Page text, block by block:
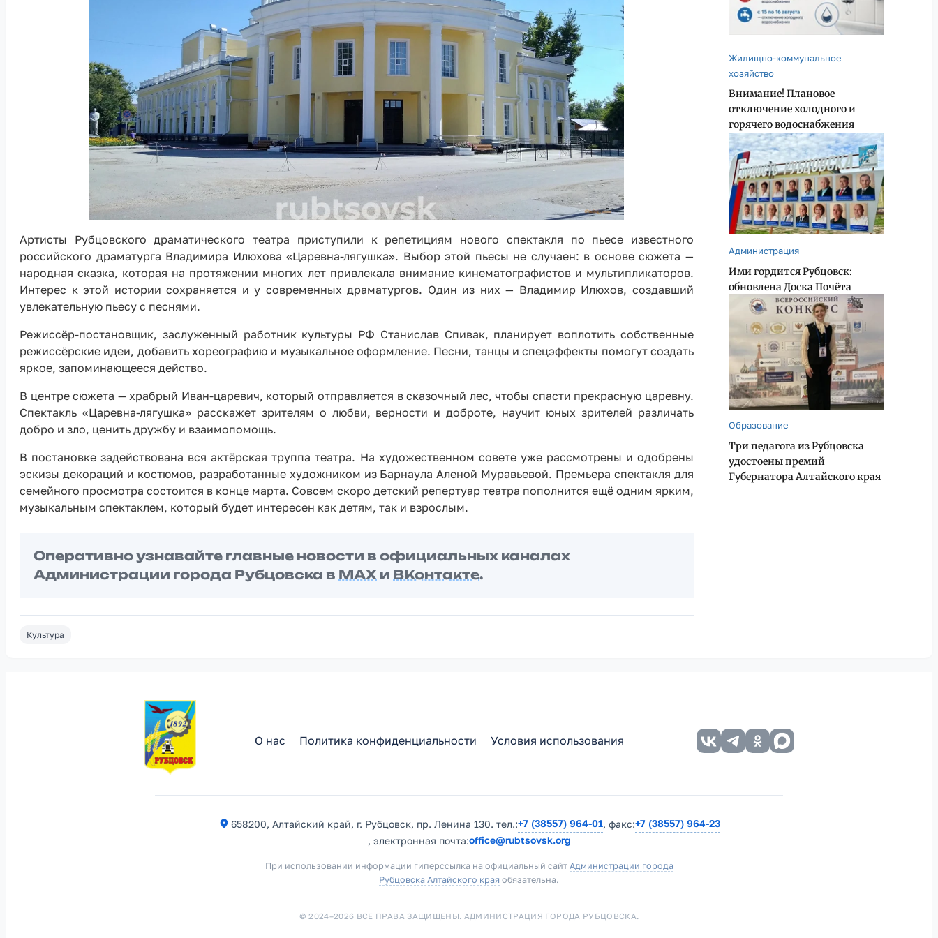
Артисты Рубцовского драматического театра приступили к репетициям нового спектакля по пьесе известного
российского драматурга Владимира Илюхова «Царевна-лягушка». Выбор этой пьесы не случаен: в основе сюжета —
народная сказка, которая на протяжении многих лет привлекала внимание кинематографистов и мультипликаторов.
Интерес к этой истории сохраняется и у современных драматургов. Один из них — Владимир Илюхов, создавший
увлекательную пьесу с песнями.
Режиссёр-постановщик, заслуженный работник культуры РФ Станислав Спивак, планирует воплотить собственные
режиссёрские идеи, добавить хореографию и музыкальное оформление. Песни, танцы и спецэффекты помогут создать
яркое, запоминающееся действо.
В центре сюжета — храбрый Иван-царевич, который отправляется в сказочный лес, чтобы спасти прекрасную царевну.
Спектакль «Царевна-лягушка» расскажет зрителям о любви, верности и доброте, научит юных зрителей различать
добро и зло, ценить дружбу и взаимопомощь.
В постановке задействована вся актёрская труппа театра. На художественном совете уже рассмотрены и одобрены
эскизы декораций и костюмов, разработанные художником из Барнаула Аленой Муравьевой. Премьера спектакля для
семейного просмотра состоится в конце марта. Совсем скоро детский репертуар театра пополнится ещё одним ярким,
музыкальным спектаклем, который будет интересен как детям, так и взрослым.
Оперативно узнавайте главные новости в официальных каналах
Администрации города Рубцовска в MAX и ВКонтакте.
Культура
Жилищно-коммунальное
хозяйство
Внимание! Плановое
отключение холодного и
горячего водоснабжения
Администрация
Ими гордится Рубцовск:
обновлена Доска Почёта
Образование
Три педагога из Рубцовска
удостоены премий
Губернатора Алтайского края
О нас Политика конфиденциальности Условия использования
658200, Алтайский край, г. Рубцовск, пр. Ленина 130. тел.:+7 (38557) 964-01, факс:+7 (38557) 964-23
, электронная почта:office@rubtsovsk.org
При использовании информации гиперссылка на официальный сайт Администрации города
Рубцовска Алтайского края обязательна.
© 2024–2026 ВСЕ ПРАВА ЗАЩИЩЕНЫ. АДМИНИСТРАЦИЯ ГОРОДА РУБЦОВСКА.